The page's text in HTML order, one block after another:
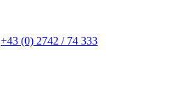
+43 (0) 2742 / 74 333